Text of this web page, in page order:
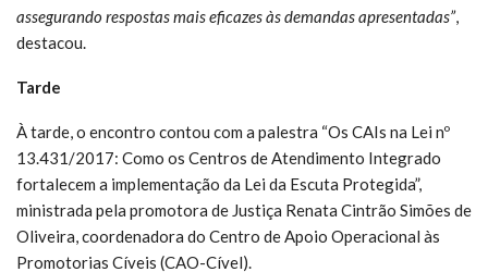
assegurando respostas mais eficazes às demandas apresentadas”,
destacou.
Tarde
À tarde, o encontro contou com a palestra “Os CAIs na Lei nº
13.431/2017: Como os Centros de Atendimento Integrado
fortalecem a implementação da Lei da Escuta Protegida”,
ministrada pela promotora de Justiça Renata Cintrão Simões de
Oliveira, coordenadora do Centro de Apoio Operacional às
Promotorias Cíveis (CAO-Cível).